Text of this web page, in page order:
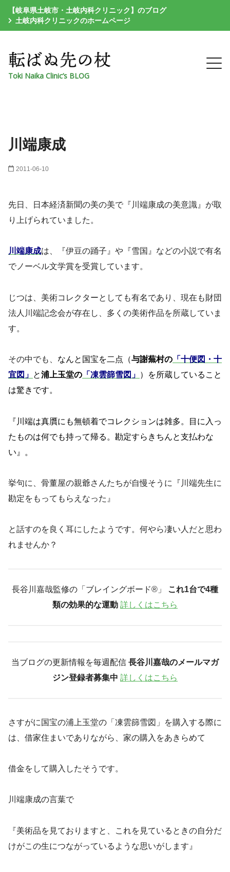
【岐阜県土岐市・土岐内科クリニック】のブログ
土岐内科クリニックのホームページ
Toki Naika Clinic’s BLOG
川端康成
2011-06-10
先日、日本経済新聞の美の美で『川端康成の美意識』が取
り上げられていました。
川端康成は、『伊豆の踊子』や『雪国』などの小説で有名
でノーベル文学賞を受賞しています。
じつは、美術コレクターとしても有名であり、現在も財団
法人川端記念会が存在し、多くの美術作品を所蔵していま
す。
その中でも、 なんと国宝を二点（与謝蕪村の 「十便図・十
宜図」 と浦上玉堂の 「凍雲篩雪図」 ）を所蔵していること
は驚きです。
『川端は真贋にも無頓着でコレクションは雑多。目に入っ
たものは何でも持って帰る。勘定すらきちんと支払わな
い』。
挙句に、骨董屋の親爺さんたちが自慢そうに『川端先生に
勘定をもってもらえなった』
と話すのを良く耳にしたようです。何やら凄い人だと思わ
れませんか？
長谷川嘉哉監修の「ブレイングボード®︎」
これ1台で4種
類の効果的な運動 詳しくはこちら
当ブログの更新情報を毎週配信 長谷川嘉哉のメールマガ
ジン登録者募集中 詳しくはこちら
さすがに国宝の浦上玉堂の「凍雲篩雪図」を購入する際に
は、借家住まいでありながら、家の購入をあきらめて
借金をして購入したそうです。
川端康成の言葉で
『美術品を見ておりますと、これを見ているときの自分だ
けがこの生につながっているような思いがします』